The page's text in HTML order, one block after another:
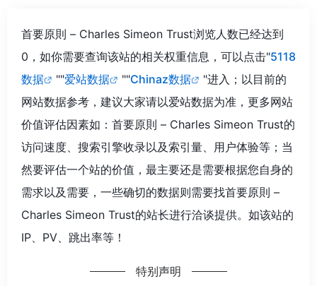
首要原則 – Charles Simeon Trust浏览人数已经达到
0，如你需要查询该站的相关权重信息，可以点击"5118
数据
""爱站数据 ""Chinaz数据
"进入；以目前的
网站数据参考，建议大家请以爱站数据为准，更多网站
价值评估因素如：首要原則 – Charles Simeon Trust的
访问速度、搜索引擎收录以及索引量、用户体验等；当
然要评估一个站的价值，最主要还是需要根据您自身的
需求以及需要，一些确切的数据则需要找首要原則 –
Charles Simeon Trust的站长进行洽谈提供。如该站的
IP、PV、跳出率等！
特别声明